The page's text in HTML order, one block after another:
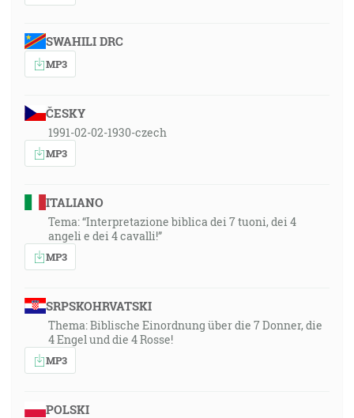
SWAHILI DRC
MP3
ČESKY
1991-02-02-1930-czech
MP3
ITALIANO
Tema: “Interpretazione biblica dei 7 tuoni, dei 4
angeli e dei 4 cavalli!”
MP3
SRPSKOHRVATSKI
Thema: Biblische Einordnung über die 7 Donner, die
4 Engel und die 4 Rosse!
MP3
POLSKI